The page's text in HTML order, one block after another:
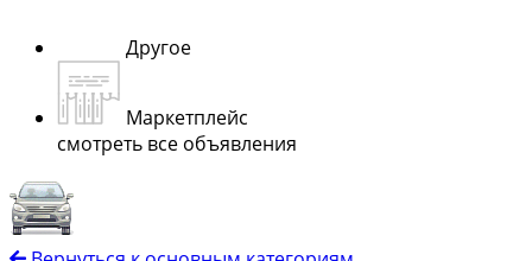
Другое
Маркетплейс
смотреть все объявления